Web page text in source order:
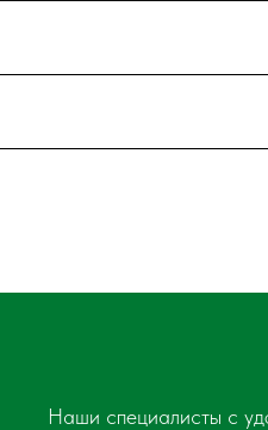
Наши специалисты с